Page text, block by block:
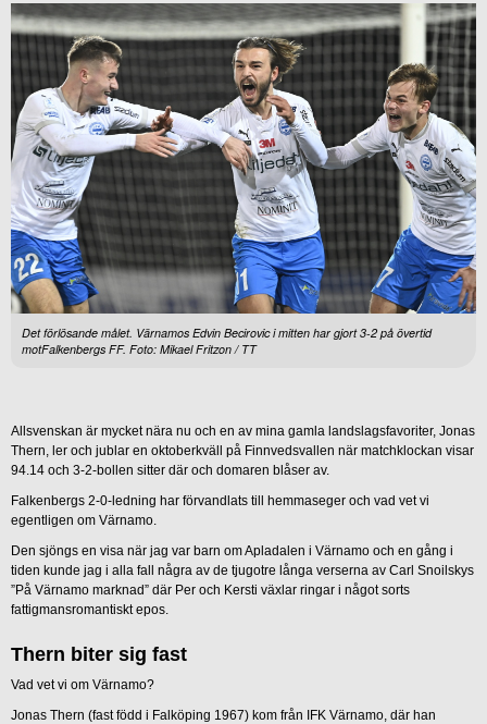
Det förlösande målet. Värnamos Edvin Becirovic i mitten har gjort 3-2 på övertid
motFalkenbergs FF. Foto: Mikael Fritzon / TT
Allsvenskan är mycket nära nu och en av mina gamla landslagsfavoriter, Jonas
Thern, ler och jublar en oktoberkväll på Finnvedsvallen när matchklockan visar
94.14 och 3-2-bollen sitter där och domaren blåser av.
Falkenbergs 2-0-ledning har förvandlats till hemmaseger och vad vet vi
egentligen om Värnamo.
Den sjöngs en visa när jag var barn om Apladalen i Värnamo och en gång i
tiden kunde jag i alla fall några av de tjugotre långa verserna av Carl Snoilskys
”På Värnamo marknad” där Per och Kersti växlar ringar i något sorts
fattigmansromantiskt epos.
Thern biter sig fast
Vad vet vi om Värnamo?
Jonas Thern (fast född i Falköping 1967) kom från IFK Värnamo, där han